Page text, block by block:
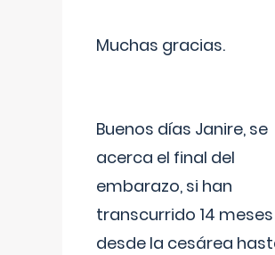
Muchas gracias.
Buenos días Janire, se
acerca el final del
embarazo, si han
transcurrido 14 meses
desde la cesárea